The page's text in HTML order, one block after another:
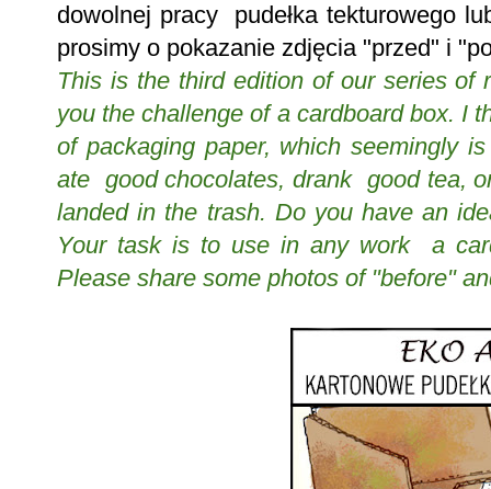
dowolnej pracy pudełka tekturowego
prosimy o pokazanie zdjęcia "przed" i
This is the third edition of our series of
you the challenge of a cardboard box. I
of packaging paper, which seemingly
ate good chocolates, drank good tea,
landed in the trash. Do you have an
Your task is to use in any work a
Please share some photos of "before"